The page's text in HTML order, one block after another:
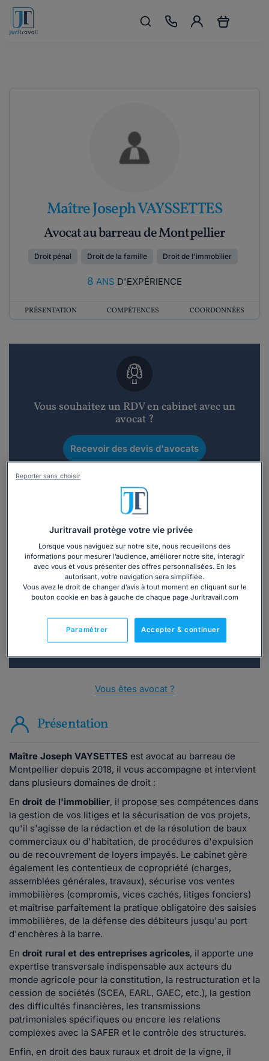
Maître Joseph VAYSSETTES
Avocat au barreau de Montpellier
Droit pénal Droit de la famille Droit de l'immobilier
8 ANS D'EXPÉRIENCE
PRÉSENTATION COMPÉTENCES COORDONNÉES
Vous souhaitez un RDV en cabinet avec un
avocat ?
Recevoir des devis d'avocats
Vous souhaitez une consultation par
téléphone ?
Consulter immédiatement
ou appelez le01 75 75 42 33(8h à 21h du lundi au
vendredi)
Vous êtes avocat ?
Présentation
Maître Joseph VAYSETTES est avocat au barreau de
Montpellier depuis 2018, il vous accompagne et intervient
dans plusieurs domaines de droit :
En droit de l'immobilier, il propose ses compétences dans
la gestion de vos litiges et la sécurisation de vos projets,
qu'il s'agisse de la rédaction et de la résolution de baux
commerciaux ou d'habitation, de procédures d'expulsion
ou de recouvrement de loyers impayés. Le cabinet gère
également les contentieux de copropriété (charges,
assemblées générales, travaux), sécurise vos ventes
immobilières (compromis, vices cachés, litiges fonciers)
et maîtrise parfaitement la pratique obligatoire des saisies
immobilières, de la défense des débiteurs jusqu'au port
d'enchères à la barre.
En droit rural et des entreprises agricoles, il apporte une
expertise transversale indispensable aux acteurs du
monde agricole pour la constitution, la restructuration et la
cession de sociétés (SCEA, EARL, GAEC, etc.), la gestion
des difficultés financières, les transmissions
patrimoniales spécifiques ou encore les relations
complexes avec la SAFER et le contrôle des structures.
Enfin, en droit des baux ruraux et droit de la vigne, il
Juritravail protège votre vie privée
Lorsque vous naviguez sur notre site, nous recueillons des
informations pour mesurer l’audience, améliorer notre site, interagir
avec vous et vous présenter des offres personnalisées. En les
autorisant, votre navigation sera simplifiée.
Vous avez le droit de changer d’avis à tout moment en cliquant sur le
bouton cookie en bas à gauche de chaque page Juritravail.com
Accepter & continuer
Paramétrer
Reporter sans choisir